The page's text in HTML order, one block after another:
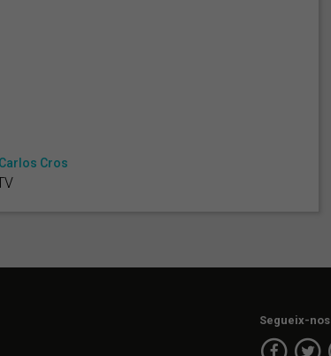
Cros
Segueix-nos